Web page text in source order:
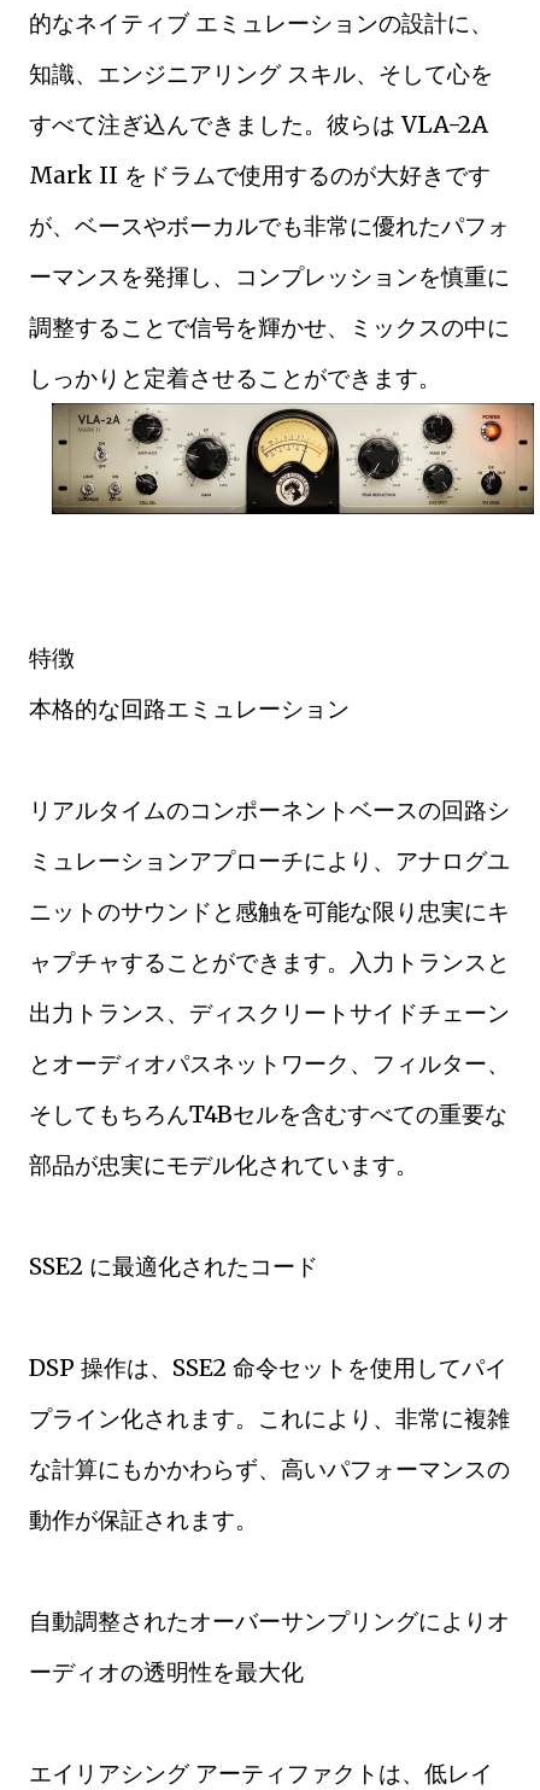
的なネイティブ エミュレーションの設計に、
知識、エンジニアリング スキル、そして心を
すべて注ぎ込んできました。彼らは VLA-2A
Mark II をドラムで使用するのが大好きです
が、ベースやボーカルでも非常に優れたパフォ
ーマンスを発揮し、コンプレッションを慎重に
調整することで信号を輝かせ、ミックスの中に
しっかりと定着させることができます。
特徴
本格的な回路エミュレーション
リアルタイムのコンポーネントベースの回路シ
ミュレーションアプローチにより、アナログユ
ニットのサウンドと感触を可能な限り忠実にキ
ャプチャすることができます。入力トランスと
出力トランス、ディスクリートサイドチェーン
とオーディオパスネットワーク、フィルター、
そしてもちろんT4Bセルを含むすべての重要な
部品が忠実にモデル化されています。
SSE2 に最適化されたコード
DSP 操作は、SSE2 命令セットを使用してパイ
プライン化されます。これにより、非常に複雑
な計算にもかかわらず、高いパフォーマンスの
動作が保証されます。
自動調整されたオーバーサンプリングによりオ
ーディオの透明性を最大化
エイリアシング アーティファクトは、低レイ